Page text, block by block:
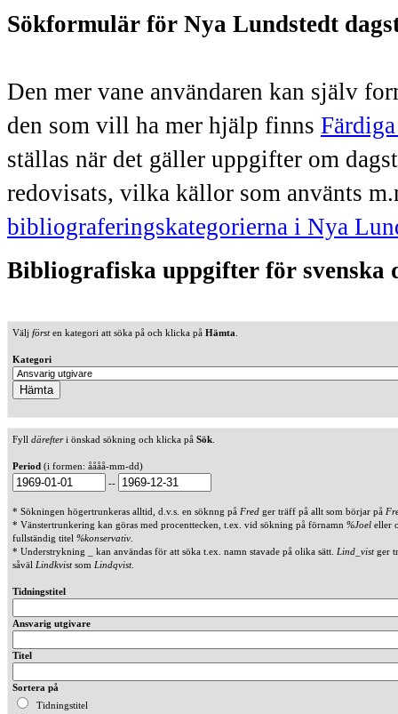
Sökformulär för Nya Lundstedt
Den mer vane användaren kan själv
den som vill ha mer hjälp finns
ställas när det gäller uppgifter om
redovisats, vilka källor som använts
bibliograferingskategorierna i Nya
Bibliografiska uppgifter för svenska
Välj försten kategori att söka på och klicka på Hämta
Kategori
Fyll därefteri önskad sökning och klicka på Sök
Period (i formen: åååå-mm-dd)
--
* Sökningen högertrunkeras alltid, d.v.s. en söknng på Fred ger träff på allt som börjar på
* Vänstertrunkering kan göras med procenttecken, t.ex. vid sökning på förnamn %Joel eller
fullständig titel %konservativ
* Understrykning _ kan användas för att söka t.ex. namn stavade på olika sätt. Lind_vistger
såväl Lindkvistsom Lindqvist.
Tidningstitel
Ansvarig utgivare
Titel
Sortera på
Tidningstitel